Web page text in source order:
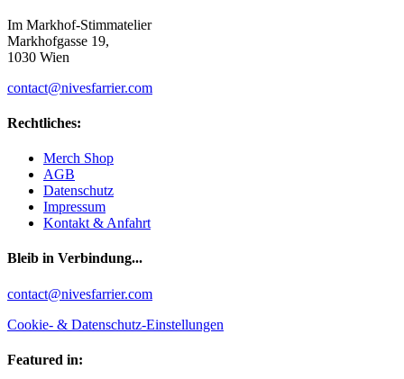
Im Markhof-Stimmatelier
Markhofgasse 19,
1030 Wien
contact@nivesfarrier.com
Rechtliches:
Merch Shop
AGB
Datenschutz
Impressum
Kontakt & Anfahrt
Bleib in Verbindung...
Facebook
YouTube
Instagram
contact@nivesfarrier.com
Cookie- & Datenschutz-Einstellungen
Featured in: